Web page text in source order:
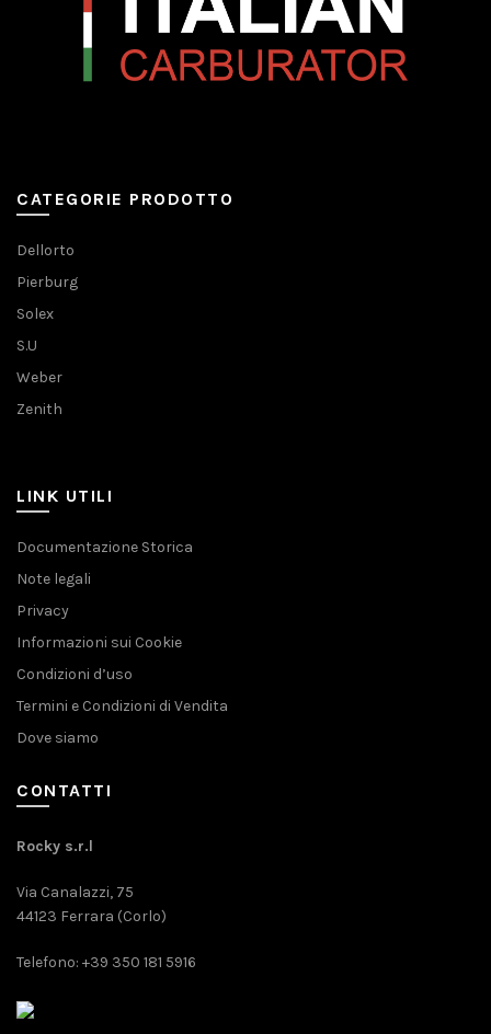
CATEGORIE PRODOTTO
Dellorto
Pierburg
Solex
S.U
Weber
Zenith
LINK UTILI
Documentazione Storica
Note legali
Privacy
Informazioni sui Cookie
Condizioni d’uso
Termini e Condizioni di Vendita
Dove siamo
CONTATTI
Rocky s.r.l
Via Canalazzi, 75
44123 Ferrara (Corlo)
Telefono: +39 350 181 5916